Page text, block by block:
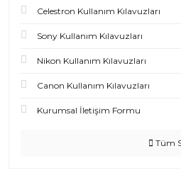
Celestron Kullanım Kılavuzları
Sony Kullanım Kılavuzları
Nikon Kullanım Kılavuzları
Canon Kullanım Kılavuzları
Kurumsal İletişim Formu
Tüm